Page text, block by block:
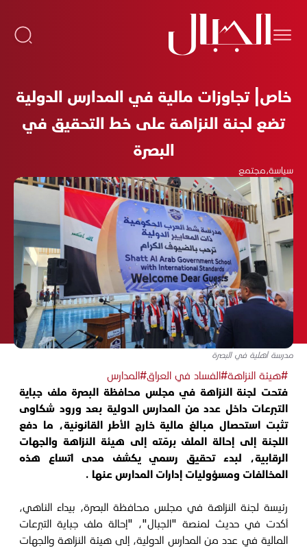
خاص| تجاوزات مالية في المدارس الدولية
تضع لجنة النزاهة على خط التحقيق في
البصرة
سياسة،مجتمع
مدرسة أهلية في البصرة
#هيئة النزاهة#الفساد في العراق#المدارس
فتحت لجنة النزاهة في مجلس محافظة البصرة ملف جباية
التبرعات داخل عدد من المدارس الدولية بعد ورود شكاوى
تثبت استحصال مبالغ مالية خارج الأطر القانونية، ما دفع
اللجنة إلى إحالة الملف برمّته إلى هيئة النزاهة والجهات
الرقابية، لبدء تحقيق رسمي يكشف مدى اتساع هذه
المخالفات ومسؤوليات إدارات المدارس عنها .
رئيسة لجنة النزاهة في مجلس محافظة البصرة، بيداء الناهي،
أكدت في حديث لمنصة "الجبال"، "إحالة ملف جباية التبرعات
المالية في عدد من المدارس الدولية، إلى هيئة النزاهة والجهات